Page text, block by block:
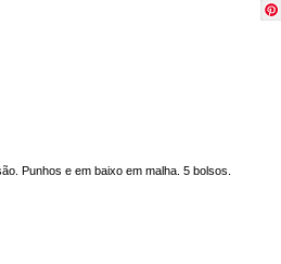
Punhos e em baixo em malha. 5 bolsos.